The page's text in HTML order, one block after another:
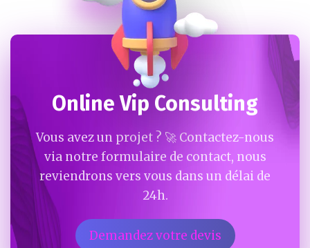
Online Vip Consulting
Vous avez un projet ? 🚀 Contactez-nous
via notre formulaire de contact, nous
reviendrons vers vous dans un délai de
24h.
Demandez votre devis